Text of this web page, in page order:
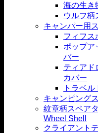
海の生き
ウルフ柄
キャンパー用
フィフス
ポップア
バー
ティアド
カバー
トラベ
キャンピング
紋章柄スペア
Wheel Shell
クライアント